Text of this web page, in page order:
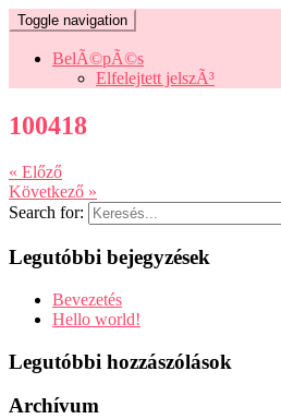
Toggle navigation
BelÃ©pÃ©s
Elfelejtett jelszÃ³
100418
« Előző
Következő »
Search for:
Legutóbbi bejegyzések
Bevezetés
Hello world!
Legutóbbi hozzászólások
Archívum